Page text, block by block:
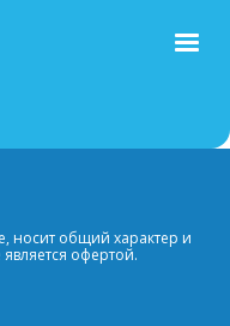
носит общий характер и
офертой.